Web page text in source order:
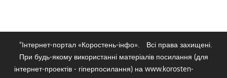
"Інтернет-портал «Коростень-інфо».
Всі права захищені.
При будь-якому використанні матеріалів посилання (для
інтернет-проектів - гіперпосилання) на www.korosten-